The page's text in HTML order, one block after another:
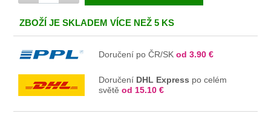
V KOŠÍKU
ZBOŽÍ JE SKLADEM VÍCE NEŽ 5 KS
Doručení po ČR/SKod 3.90 €
Doručení DHL Express po celém
světěod 15.10 €